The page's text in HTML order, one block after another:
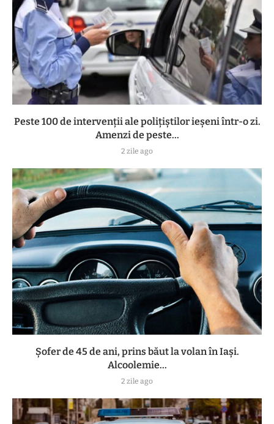
Peste 100 de intervenții ale polițiștilor ieșeni într-o zi.
Amenzi de peste...
2 zile ago
Șofer de 45 de ani, prins băut la volan în Iași.
Alcoolemie...
2 zile ago